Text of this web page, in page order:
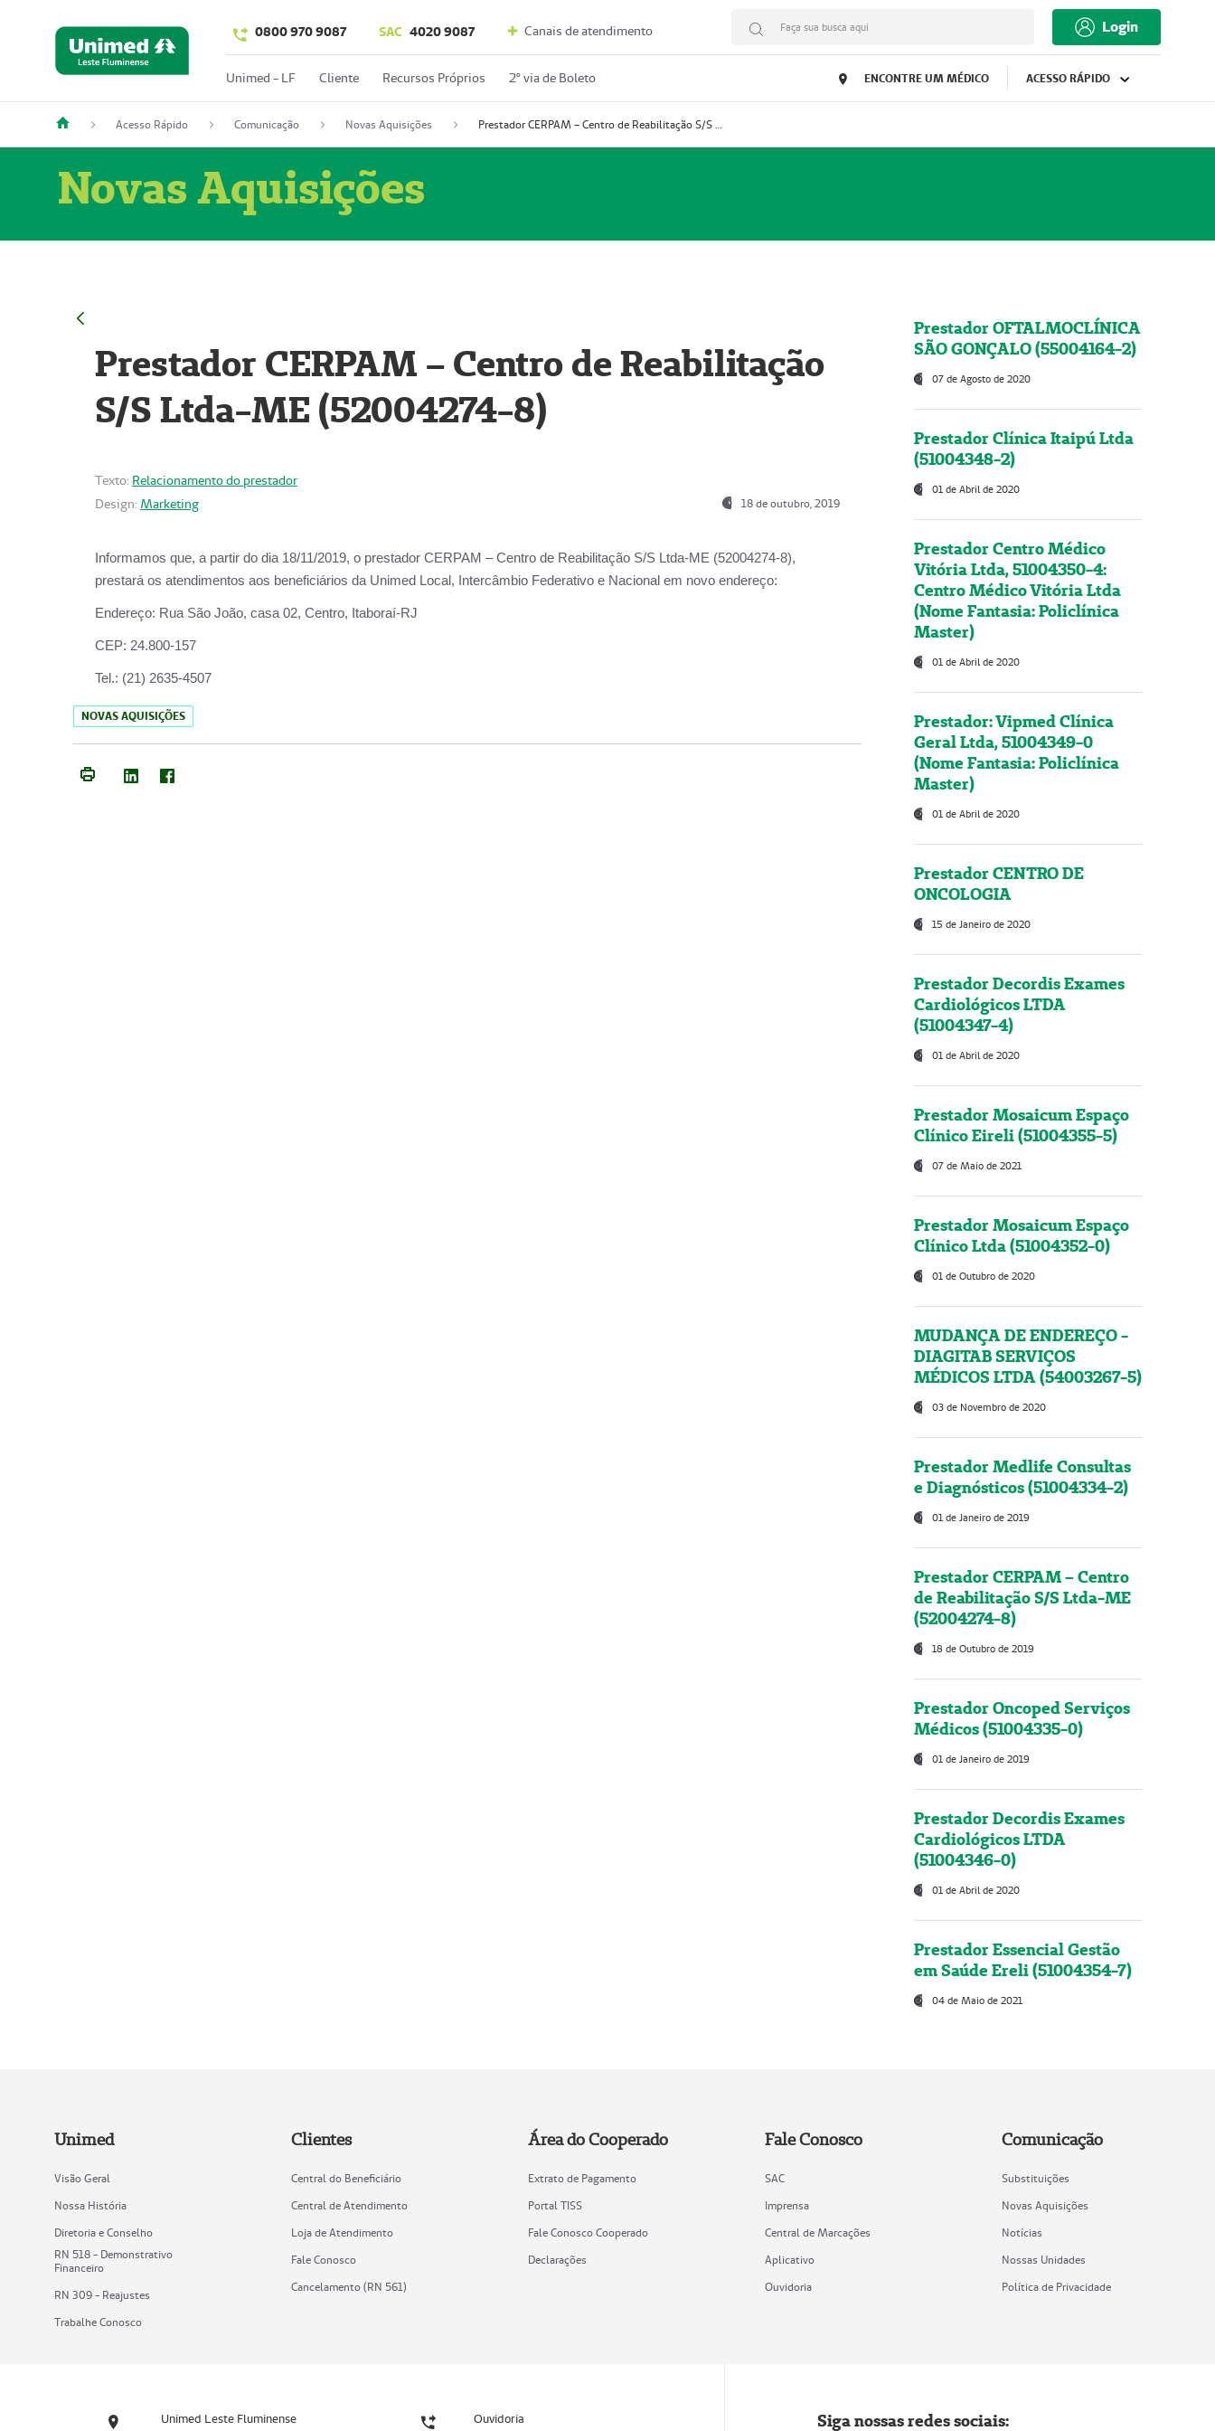
0800 970 9087 SAC 4020 9087 Canais de atendimento Faça sua busca aqui Login
Unimed - LF Cliente Recursos Próprios 2º via de Boleto ENCONTRE UM MÉDICO ACESSO RÁPIDO
Acesso Rápido Comunicação Novas Aquisições Prestador CERPAM – Centro de Reabilitação S/S Ltda-ME (52004274-8)
Novas Aquisições
Prestador CERPAM – Centro de Reabilitação
S/S Ltda-ME (52004274-8)
Texto: Relacionamento do prestador
Design: Marketing 18 de outubro, 2019
Informamos que, a partir do dia 18/11/2019, o prestador CERPAM – Centro de Reabilitação S/S Ltda-ME (52004274-8),
prestará os atendimentos aos beneficiários da Unimed Local, Intercâmbio Federativo e Nacional em novo endereço:
Endereço: Rua São João, casa 02, Centro, Itaboraí-RJ
CEP: 24.800-157
Tel.: (21) 2635-4507
NOVAS AQUISIÇÕES
Prestador OFTALMOCLÍNICA
SÃO GONÇALO (55004164-2)
07 de Agosto de 2020
Prestador Clínica Itaipú Ltda
(51004348-2)
01 de Abril de 2020
Prestador Centro Médico
Vitória Ltda, 51004350-4:
Centro Médico Vitória Ltda
(Nome Fantasia: Policlínica
Master)
01 de Abril de 2020
Prestador: Vipmed Clínica
Geral Ltda, 51004349-0
(Nome Fantasia: Policlínica
Master)
01 de Abril de 2020
Prestador CENTRO DE
ONCOLOGIA
15 de Janeiro de 2020
Prestador Decordis Exames
Cardiológicos LTDA
(51004347-4)
01 de Abril de 2020
Prestador Mosaicum Espaço
Clínico Eireli (51004355-5)
07 de Maio de 2021
Prestador Mosaicum Espaço
Clínico Ltda (51004352-0)
01 de Outubro de 2020
MUDANÇA DE ENDEREÇO -
DIAGITAB SERVIÇOS
MÉDICOS LTDA (54003267-5)
03 de Novembro de 2020
Prestador Medlife Consultas
e Diagnósticos (51004334-2)
01 de Janeiro de 2019
Prestador CERPAM – Centro
de Reabilitação S/S Ltda-ME
(52004274-8)
18 de Outubro de 2019
Prestador Oncoped Serviços
Médicos (51004335-0)
01 de Janeiro de 2019
Prestador Decordis Exames
Cardiológicos LTDA
(51004346-0)
01 de Abril de 2020
Prestador Essencial Gestão
em Saúde Ereli (51004354-7)
04 de Maio de 2021
Unimed
Visão Geral
Nossa História
Diretoria e Conselho
RN 518 - Demonstrativo
Financeiro
RN 309 - Reajustes
Trabalhe Conosco
Clientes
Central do Beneficiário
Central de Atendimento
Loja de Atendimento
Fale Conosco
Cancelamento (RN 561)
Área do Cooperado
Extrato de Pagamento
Portal TISS
Fale Conosco Cooperado
Declarações
Fale Conosco
SAC
Imprensa
Central de Marcações
Aplicativo
Ouvidoria
Comunicação
Substituições
Novas Aquisições
Notícias
Nossas Unidades
Política de Privacidade
Unimed Leste Fluminense Ouvidoria Siga nossas redes sociais: